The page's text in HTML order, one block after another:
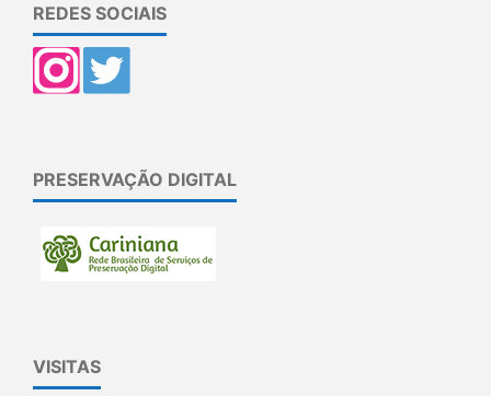
REDES SOCIAIS
PRESERVAÇÃO DIGITAL
VISITAS